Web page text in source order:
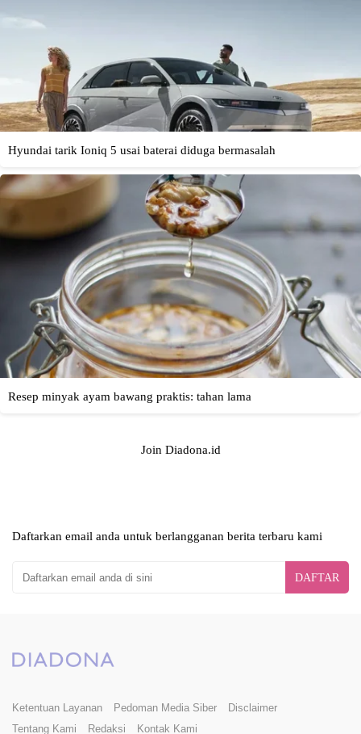
Join Diadona.id
Daftarkan email anda untuk berlangganan berita terbaru kami
DAFTAR
Ketentuan Layanan Pedoman Media Siber
Disclaimer
Tentang Kami
Redaksi Kontak Kami